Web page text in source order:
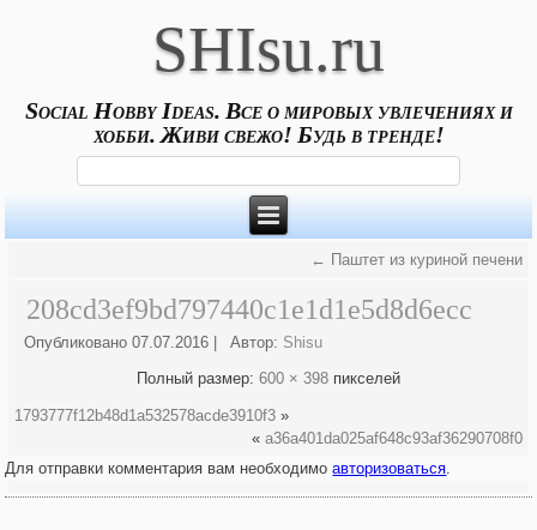
SHIsu.ru
Social Hobby Ideas. Все о мировых увлечениях и
хобби. Живи свежо! Будь в тренде!
← Паштет из куриной печени
208cd3ef9bd797440c1e1d1e5d8d6ecc
Опубликовано 07.07.2016 Автор: Shisu
Полный размер: 600 × 398 пикселей
1793777f12b48d1a532578acde3910f3 »
« a36a401da025af648c93af36290708f0
Для отправки комментария вам необходимоавторизоваться.